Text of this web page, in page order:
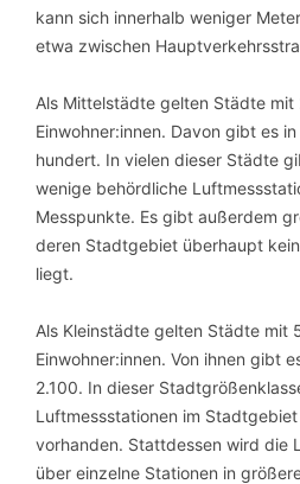
kann sich innerhalb weniger
etwa zwischen
Als Mittelstädte gelten Städte
Einwohner:innen. Davon gibt es
hundert. In vielen dieser Städte
wenige behördliche
Messpunkte. Es gibt außerdem
deren Stadtgebiet überhaupt
liegt.
Als Kleinstädte gelten Städte mit
Einwohner:innen. Von ihnen gibt
2.100. In dieser
Luftmessstationen im
vorhanden. Stattdessen wird die
über einzelne Stationen in